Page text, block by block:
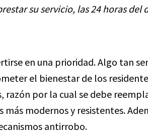
su servicio, las 24 horas del
en una prioridad. Algo tan
el bienestar de los
razón por la cual se debe
modernos y resistentes.
antirrobo.